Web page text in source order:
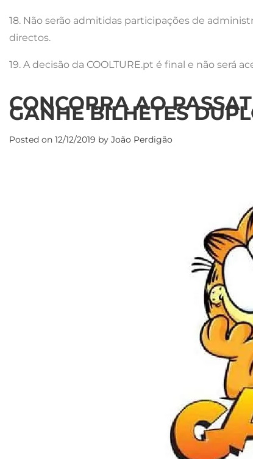
18. Não serão admitidas participações de
directos.
19. A decisão da COOLTURE.pt é final e não será
CONCORRA AO
GANHE BILHETES
Posted on 12/12/2019 by João Perdigão